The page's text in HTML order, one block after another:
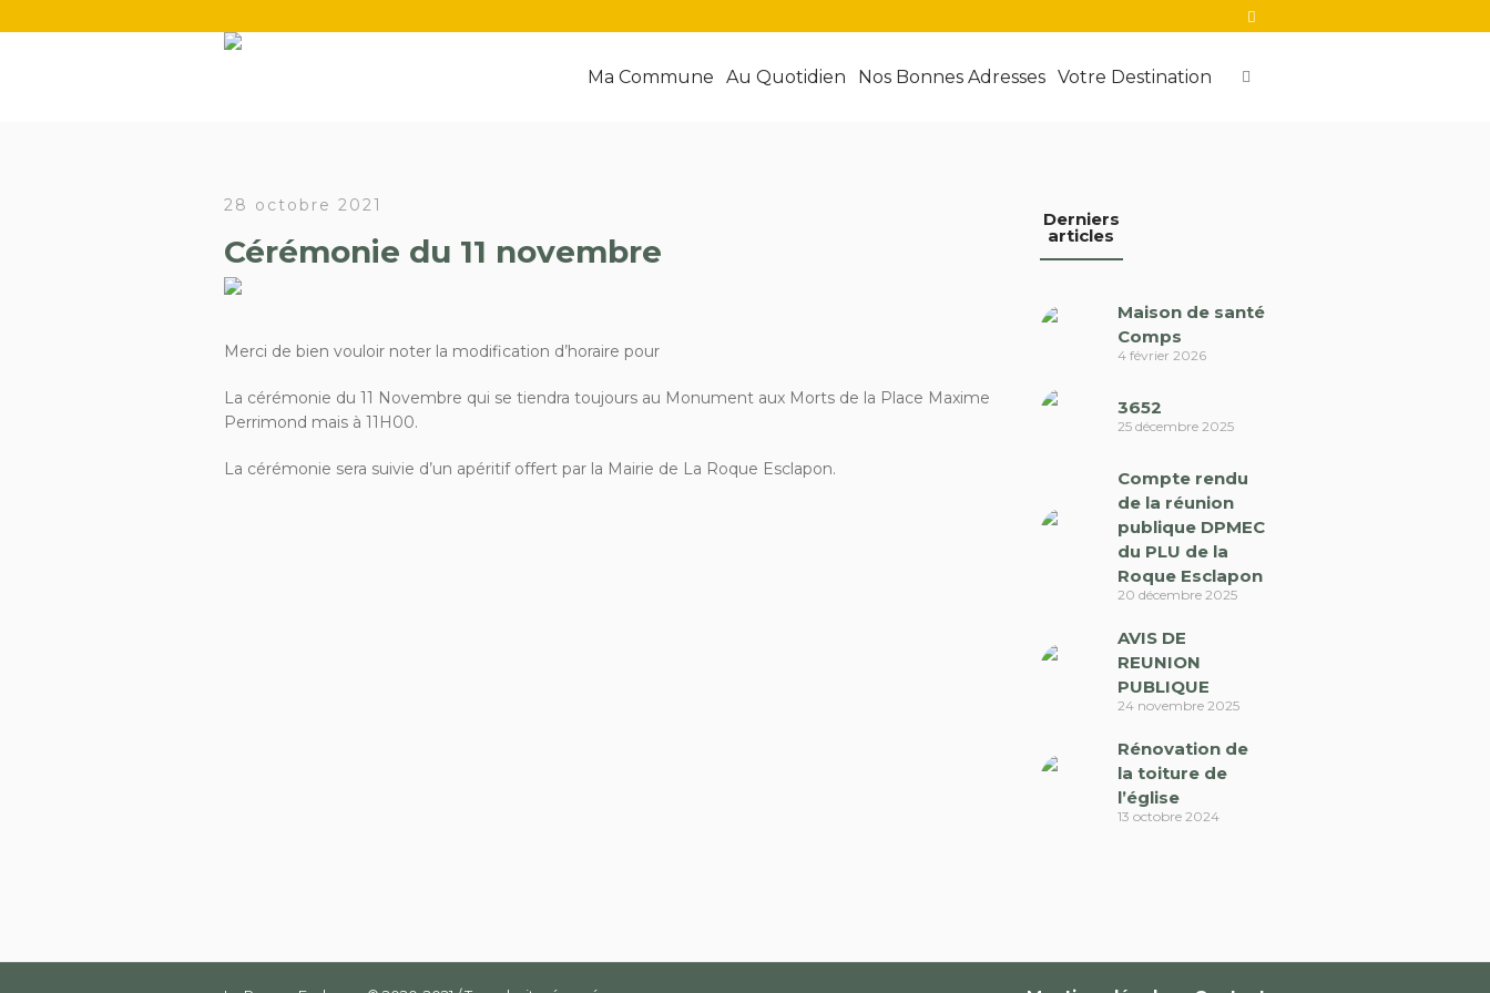
Ma Commune Au Quotidien Nos Bonnes Adresses Votre Destination
28 octobre 2021
Cérémonie du 11 novembre
Merci de bien vouloir noter la modification d’horaire pour
La cérémonie du 11 Novembre qui se tiendra toujours au Monument aux Morts de la Place Maxime
Perrimond mais à 11H00.
La cérémonie sera suivie d’un apéritif offert par la Mairie de La Roque Esclapon.
Derniers
articles
Maison de santé
Comps
4 février 2026
3652
25 décembre 2025
Compte rendu
de la réunion
publique DPMEC
du PLU de la
Roque Esclapon
20 décembre 2025
AVIS DE
REUNION
PUBLIQUE
24 novembre 2025
Rénovation de
la toiture de
l’église
13 octobre 2024